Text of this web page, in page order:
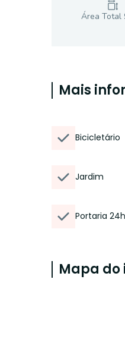
Área Total
Mais
Bicicletário
Jardim
Portaria 24h
Mapa do